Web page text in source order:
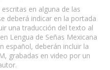
en alguna de las
deberá indicar en la portada
una traducción del texto al
Lengua de Señas Mexicana
español, deberán incluir la
grabadas en video por un